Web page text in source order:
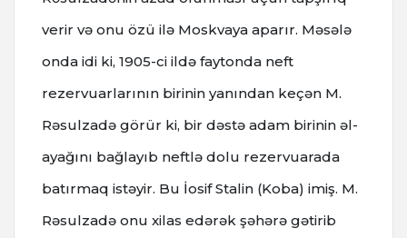
verir və onu özü ilə Moskvaya aparır. Məsələ
onda idi ki, 1905-ci ildə faytonda neft
rezervuarlarının birinin yanından keçən M.
Rəsulzadə görür ki, bir dəstə adam birinin əl-
ayağını bağlayıb neftlə dolu rezervuarada
batırmaq istəyir. Bu İosif Stalin (Koba) imiş. M.
Rəsulzadə onu xilas edərək şəhərə gətirib